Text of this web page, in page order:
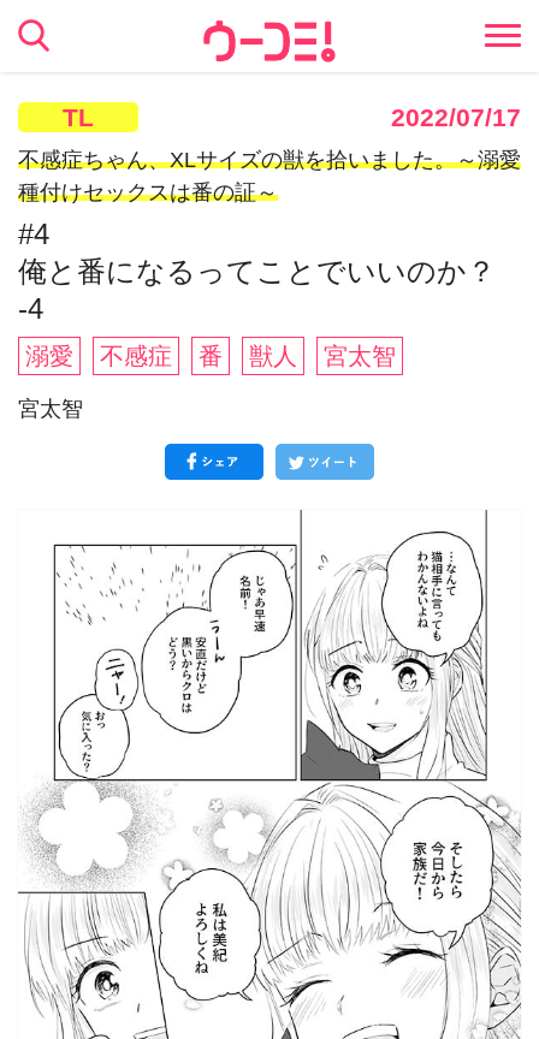
TL 2022/07/17
不感症ちゃん、XLサイズの獣を拾いました。～溺愛
種付けセックスは番の証～
#4
俺と番になるってことでいいのか？
-4
溺愛 不感症 番 獣人 宮太智
宮太智